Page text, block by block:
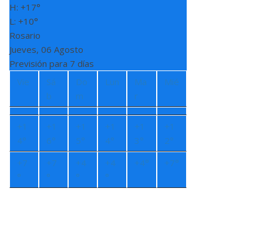
H: +17°
L: +10°
Rosario
Jueves, 06 Agosto
Previsión para 7 días
Vie
Sá
b
Do
m
Lun
Ma
r
Mié
+1
4°
+1
6°
+1
5°
+1
4°
+1
3°
+1
2°
+7
°
+7
°
+4
°
+4
°
+4° +7°